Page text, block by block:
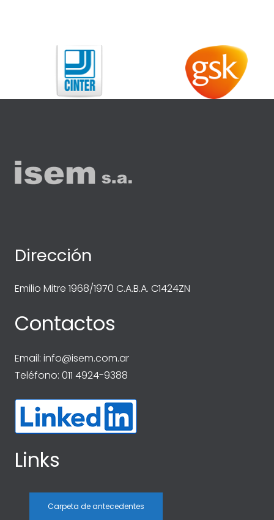
Dirección
Emilio Mitre 1968/1970 C.A.B.A. C1424ZN
Contactos
Email: info@isem.com.ar
Teléfono: 011 4924-9388
Links
Carpeta de antecedentes